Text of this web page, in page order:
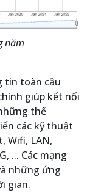
năm
tin toàn cầu
giúp kết nối
thế
các kỹ thuật
Wifi, LAN,
... Các mạng
những ứng
gian.